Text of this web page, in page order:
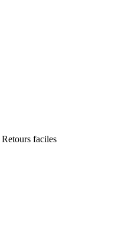
Retours faciles